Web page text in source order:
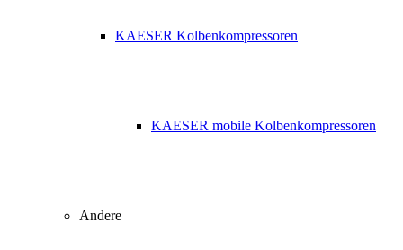
KAESER Kolbenkompressoren
KAESER mobile Kolbenkompressoren
Andere